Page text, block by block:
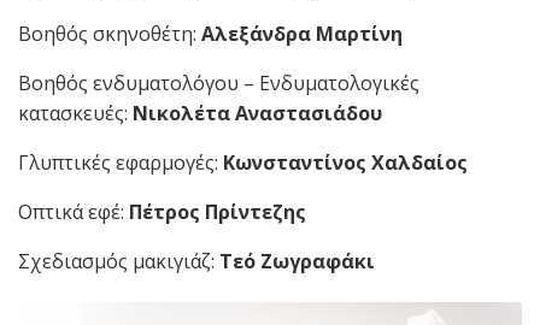
Βοηθός σκηνοθέτη: Αλεξάνδρα Μαρτίνη
Βοηθός ενδυματολόγου – Ενδυματολογικές
κατασκευές: Νικολέτα Αναστασιάδου
Γλυπτικές εφαρμογές: Κωνσταντίνος Χαλδαίος
Οπτικά εφέ: Πέτρος Πρίντεζης
Σχεδιασμός μακιγιάζ: Τεό Ζωγραφάκι